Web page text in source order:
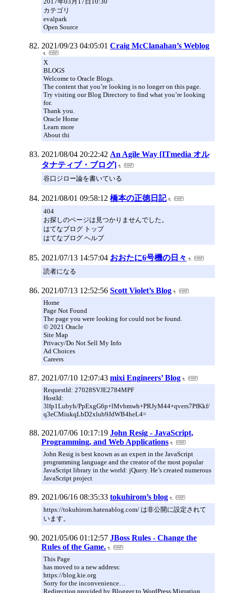
カテゴリ
evalpark
Open Source
2021/09/23 04:05:01 Craig McClanahan’s Weblog
X
BLOGS
Welcome to Oracle Blogs.
The content that you’re looking is no longer on this page.
Try visiting our Blog Directory to find what you’re looking
for.
Thank you.
Oracle Home
Learn more
About thi
2021/08/04 20:22:42 An Agile Way [ITmedia オル
タナティブ・ブログ]
谷口ジロー論を書いている
2021/08/01 09:58:12 橋本の正徳日記
404
お探しのページは見つかりませんでした。
はてなブログ トップ
はてなブログ ヘルプ
2021/07/13 14:57:04 おおたに6号機の日々
読者になる
2021/07/13 12:52:56 Scott Violet’s Blog
Home
Page Not Found
The page you were looking for could not be found.
© 2021 Oracle
Site Map
Privacy/Do Not Sell My Info
Ad Choices
Careers
2021/07/10 12:07:43 mixi Engineers’ Blog
RequestId: 27028SVJE2784MPF
HostId:
3lfp1Lubyh/PpExgG6p+lMvbmwh+PRJyM44+qvers7PfKkf/
q3eCMiukqLbD2xlub9JdWB4heL4=
2021/07/06 10:17:19 John Resig - JavaScript,
Programming, and Web Applications
John Resig is best known as an expert in the JavaScript
programming language and the creator of the most popular
JavaScript library in the world: jQuery. He’s created numerous
JavaScript project
2021/06/16 08:35:33 tokuhirom’s blog
https://tokuhirom.hatenablog.com/ は非公開に設定されて
います。
2021/05/06 01:12:57 JBoss Rules - Change the
Rules of the Game.
This Page
has moved to a new address:
https://blog.kie.org
Sorry for the inconvenience…
Redirection provided by Blogger to WordPress Migration